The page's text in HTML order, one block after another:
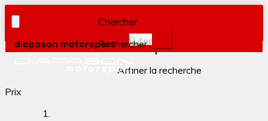
diapason motorsport
Chercher
Rechercher :
0item(s)
Filtrer par
Affiner la recherche
Prix